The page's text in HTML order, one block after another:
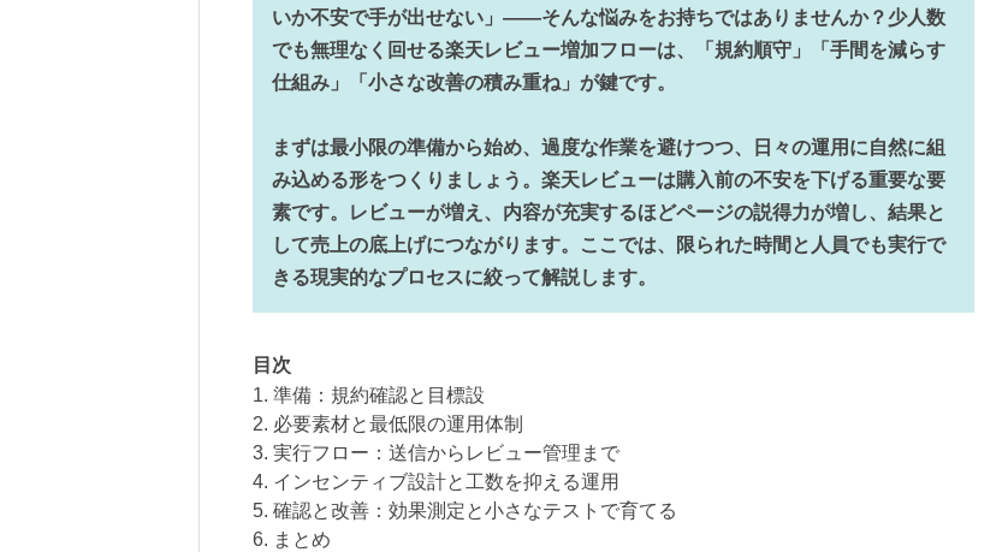
いか不安で手が出せない」——そんな悩みをお持ちではありませんか？少人数
でも無理なく回せる楽天レビュー増加フローは、「規約順守」「手間を減らす
仕組み」「小さな改善の積み重ね」が鍵です。
まずは最小限の準備から始め、過度な作業を避けつつ、日々の運用に自然に組
み込める形をつくりましょう。楽天レビューは購入前の不安を下げる重要な要
素です。レビューが増え、内容が充実するほどページの説得力が増し、結果と
して売上の底上げにつながります。ここでは、限られた時間と人員でも実行で
きる現実的なプロセスに絞って解説します。
目次
1. 準備：規約確認と目標設
2. 必要素材と最低限の運用体制
3. 実行フロー：送信からレビュー管理まで
4. インセンティブ設計と工数を抑える運用
5. 確認と改善：効果測定と小さなテストで育てる
6. まとめ